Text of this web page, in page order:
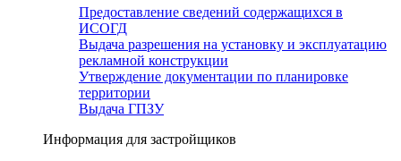
Предоставление сведений содержащихся в
ИСОГД
Выдача разрешения на установку и эксплуатацию
рекламной конструкции
Утверждение документации по планировке
территории
Выдача ГПЗУ
Информация для застройщиков